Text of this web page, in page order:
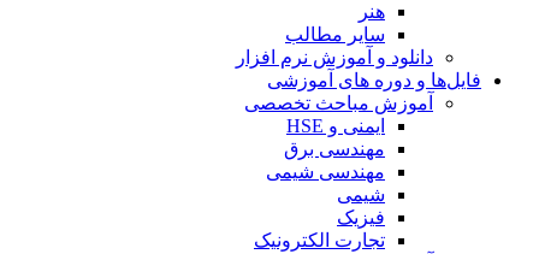
هنر
سایر مطالب
دانلود و آموزش نرم افزار
فایل‌ها و دوره های آموزشی
آموزش مباحث تخصصی
ایمنی و HSE
مهندسی برق
مهندسی شیمی
شیمی
فیزیک
تجارت الکترونیک